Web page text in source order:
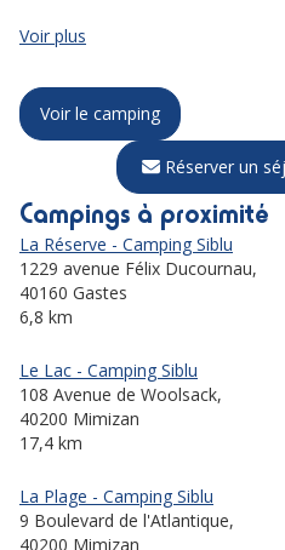
Voir plus
Voir le camping
Réserver un
Campings à proximité
La Réserve - Camping Siblu
1229 avenue Félix Ducournau,
40160 Gastes
6,8 km
Le Lac - Camping Siblu
108 Avenue de Woolsack,
40200 Mimizan
17,4 km
La Plage - Camping Siblu
9 Boulevard de l'Atlantique,
40200 Mimizan